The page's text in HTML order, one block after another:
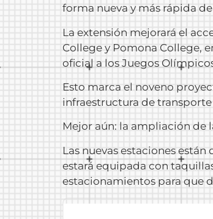
forma nueva y más rápida
La extensión mejorará el
College y Pomona College,
oficial a los Juegos
Esto marca el noveno
infraestructura de
Mejor aún: la ampliación de
Las nuevas estaciones
estará equipada con
estacionamientos para que